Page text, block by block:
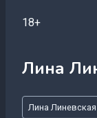
18+
Лина
Метки
Лина Линевская